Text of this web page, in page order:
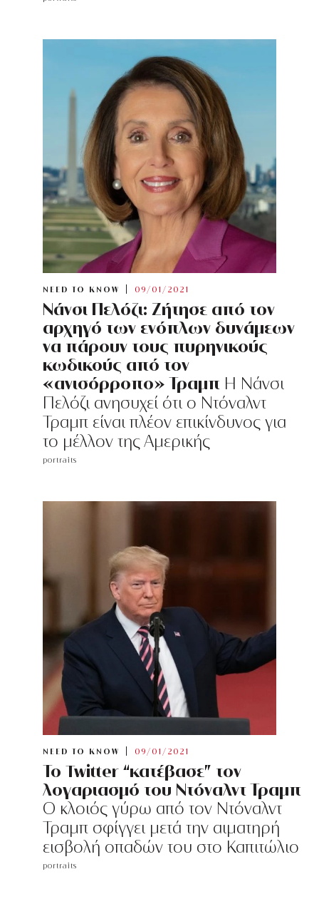
NEED TO KNOW 09/01/2021
Νάνσι Πελόζι: Ζήτησε από τον
αρχηγό των ενόπλων δυνάμεων
να πάρουν τους πυρηνικούς
κωδικούς από τον
«ανισόρροπο» Τραμπ Η Νάνσι
Πελόζι ανησυχεί ότι ο Ντόναλντ
Τραμπ είναι πλέον επικίνδυνος για
το μέλλον της Αμερικής
portraits
NEED TO KNOW 09/01/2021
Το Twitter “κατέβασε” τον
λογαριασμό του Ντόναλντ Τραμπ
Ο κλοιός γύρω από τον Ντόναλντ
Τραμπ σφίγγει μετά την αιματηρή
εισβολή οπαδών του στο Καπιτώλιο
portraits